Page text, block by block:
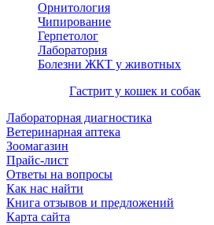
Орнитология
Чипирование
Герпетолог
Лаборатория
Болезни ЖКТ у животных
Гастрит у кошек и собак
Лабораторная диагностика
Ветеринарная аптека
Зоомагазин
Прайс-лист
Ответы на вопросы
Как нас найти
Книга отзывов и предложений
Карта сайта